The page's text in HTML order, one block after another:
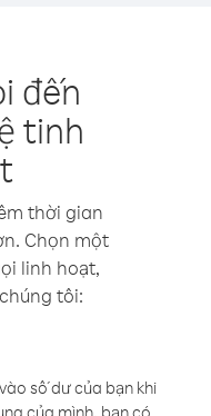
đến
tinh
thời gian
Chọn một
linh hoạt,
tôi:
số dư của bạn khi